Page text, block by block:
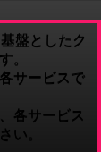
盤としたク
。
サービスで
各サービス
い。